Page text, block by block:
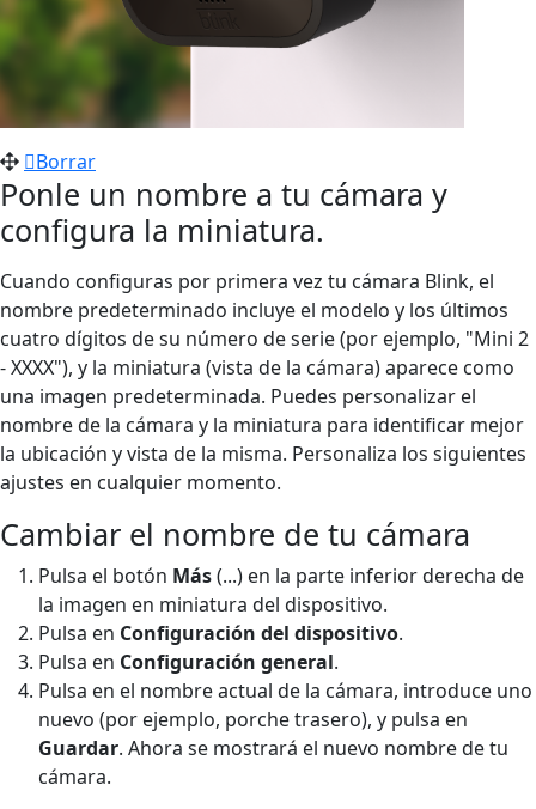
Borrar
Ponle un nombre a tu cámara y
configura la miniatura.
Cuando configuras por primera vez tu cámara Blink, el
nombre predeterminado incluye el modelo y los últimos
cuatro dígitos de su número de serie (por ejemplo, "Mini 2
- XXXX"), y la miniatura (vista de la cámara) aparece como
una imagen predeterminada. Puedes personalizar el
nombre de la cámara y la miniatura para identificar mejor
la ubicación y vista de la misma. Personaliza los siguientes
ajustes en cualquier momento.
Cambiar el nombre de tu cámara
Pulsa el botón Más(...) en la parte inferior derecha de
la imagen en miniatura del dispositivo.
Pulsa en Configuración del dispositivo.
Pulsa en Configuración general.
Pulsa en el nombre actual de la cámara, introduce uno
nuevo (por ejemplo, porche trasero), y pulsa en
Guardar. Ahora se mostrará el nuevo nombre de tu
cámara.